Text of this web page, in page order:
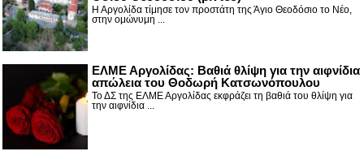
Η Αργολίδα τίμησε τον προστάτη της Άγιο Θεοδόσιο το Νέο,
στην ομώνυμη ...
ΕΛΜΕ Αργολίδας: Βαθιά θλίψη για την αιφνίδια
απώλεια του Θοδωρή Κατσωνόπουλου
Το ΔΣ της ΕΛΜΕ Αργολίδας εκφράζει τη βαθιά του θλίψη για
την αιφνίδια ...